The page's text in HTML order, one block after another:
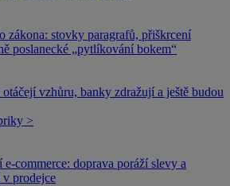
zákona: stovky paragrafů, přiškrcení
poslanecké „pytlíkování bokem“
otáčejí vzhůru, banky zdražují a ještě budou
>
commerce: doprava poráží slevy a
v prodejce